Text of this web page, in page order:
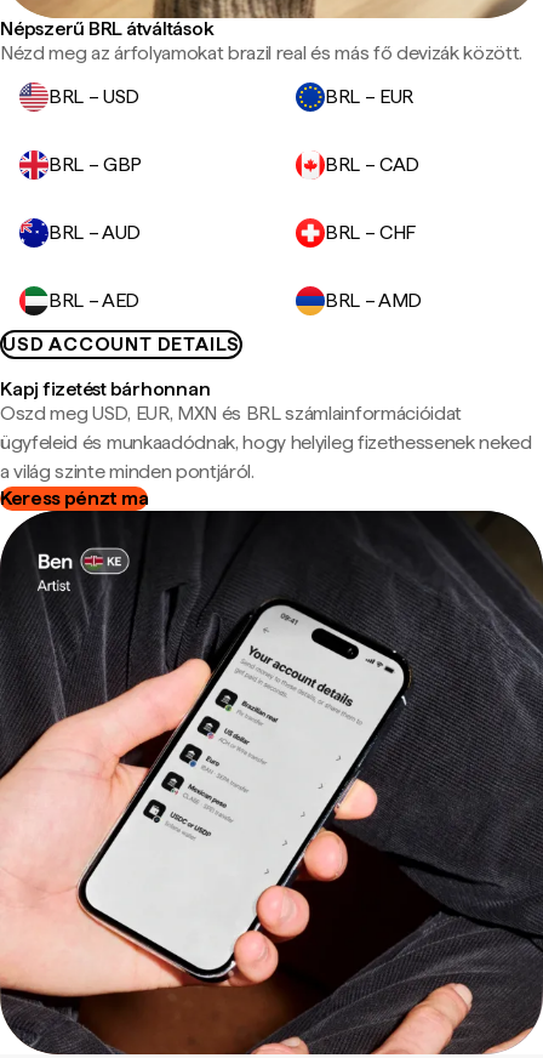
Népszerű BRL átváltások
Nézd meg az árfolyamokat brazil real és más fő devizák között.
BRL – USD
BRL – EUR
BRL – GBP BRL – CAD
BRL – AUD BRL – CHF
BRL – AED
BRL – AMD
USD ACCOUNT DETAILS
Kapj fizetést bárhonnan
Oszd meg USD, EUR, MXN és BRL számlainformációidat
ügyfeleid és munkaadódnak, hogy helyileg fizethessenek neked
a világ szinte minden pontjáról.
Keress pénzt ma